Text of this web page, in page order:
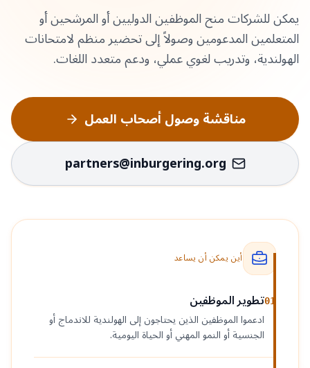
يمكن للشركات منح الموظفين الدوليين أو المرشحين أو
المتعلمين المدعومين وصولاً إلى تحضير منظم لامتحانات
الهولندية، وتدريب لغوي عملي، ودعم متعدد اللغات.
مناقشة وصول أصحاب العمل
partners@inburgering.org
أين يمكن أن يساعد
01تطوير الموظفين
ادعموا الموظفين الذين يحتاجون إلى الهولندية للاندماج أو
الجنسية أو النمو المهني أو الحياة اليومية.